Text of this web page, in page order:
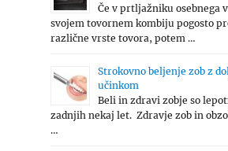
Če v prtljažniku osebnega
svojem tovornem kombiju pogosto
različne vrste tovora, potem …
Strokovno beljenje zob z
učinkom
Beli in zdravi zobje so
zadnjih nekaj let. Zdravje zob in
…